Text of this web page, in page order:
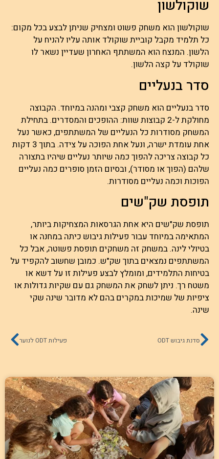
שוקולשון
שוקולשון הוא משחק פשוט ומצחיק שניתן לבצע בכל מקום:
כל תלמיד מקבל קוביית שוקולד אותה עליו להניח על
הלשון. המנצח הוא המשתתף האחרון שעדיין נשאר לו
שוקולד על קצה הלשון.
סדר בנעליים
סדר בנעליים הוא משחק קצבי ומהנה במיוחד. הקבוצה
מחולקת ל-2 קבוצות שוות: ההופכים והמסדרים. בתחילת
המשחק מסודרות כל הנעליים של המשתתפים, כאשר נעל
אחת עומדת ישרה, ונעל אחת הפוכה על צידה. בתוך 3 דקות
כל קבוצה צריכה להפוך כמה שיותר נעליים שיהיו בתצורה
שלהם (הפוך או מסודר), ובסיום הזמן סופרים כמה נעליים
הפוכות וכמה נעליים מסודרות.
תופסת שק"שים
תופסת שק"שים היא אחת הגרסאות המצחיקות ביותר,
המתאימה במיוחד עבור פעילות גיבוש כיתה במחנה או
בטיולי לינה. במשחק זה משחקים תופסת פשוטה, אבל כל
המשתתפים נמצאים בתוך שק"ש. כמובן שחשוב להקפיד על
בטיחות התלמידים, ומומלץ לבצע פעילות זו על דשא או
משטח רך. ניתן לשחק את המשחק גם עם שקיות גדולות או
ציפיות של שמיכות במקרים בהם לא מדובר שינה שקי
שינה.
סדנת גיבוש ODT פעילות ODT לנוער